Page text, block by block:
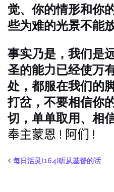
觉、你的情形和你
些为难的光景不能
事实乃是，我们是
圣的能力已经使万
处，都服在我们的
打岔，不要相信你
切，单单取用、相
奉主蒙恩 ! 阿们 !
每日活灵(164)听从基督的话